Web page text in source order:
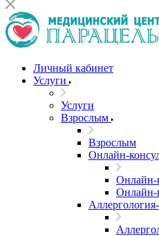
Личный кабинет
Услуги
Услуги
Взрослым
Взрослым
Онлайн-
Онлайн-
Онлайн-